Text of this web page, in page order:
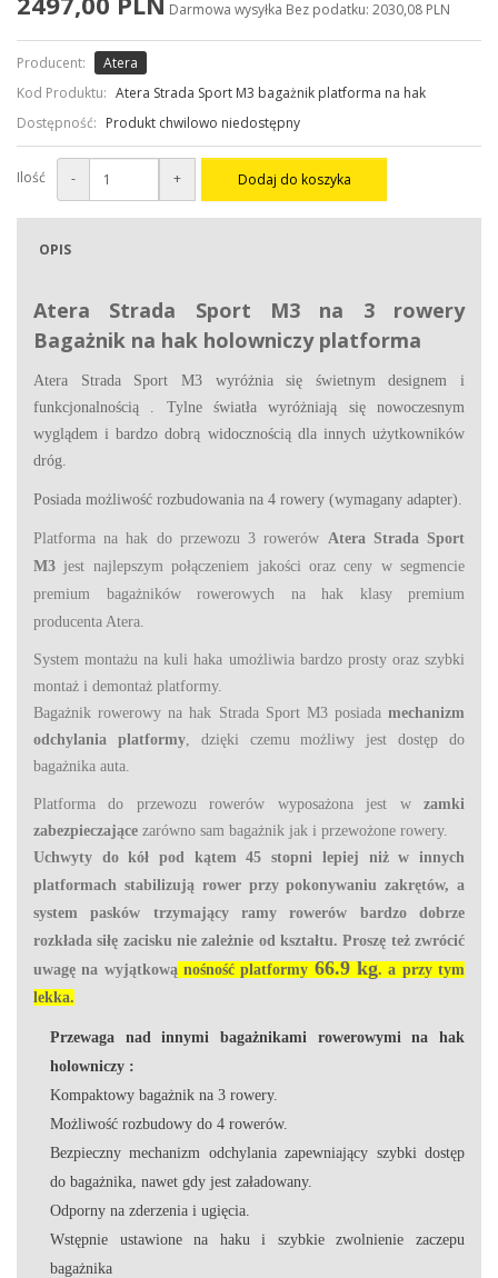
Darmowa wysyłka Bez podatku: 2030,08 PLN
Producent:
Atera
Kod Produktu: Atera Strada Sport M3 bagażnik platforma na hak
Dostępność: Produkt chwilowo niedostępny
Ilość - + Dodaj do koszyka
OPIS
Atera Strada Sport M3 na 3 rowery
Bagażnik na hak holowniczy platforma
Atera Strada Sport M3 wyróżnia się świetnym designem i
funkcjonalnością
. Tylne światła wyróżniają się nowoczesnym
wyglądem i bardzo dobrą widocznością dla innych użytkowników
dróg.
Posiada możliwość rozbudowania na 4 rowery (wymagany adapter).
Platforma na hak do przewozu 3 rowerów Atera Strada Sport
M3 jest najlepszym połączeniem jakości oraz ceny w segmencie
premium bagażników rowerowych na hak klasy premium
producenta Atera.
System montażu na kuli haka umożliwia bardzo prosty oraz szybki
montaż i demontaż platformy.
Bagażnik rowerowy na hak Strada Sport M3 posiada mechanizm
odchylania platformy, dzięki czemu możliwy jest dostęp do
bagażnika auta.
Platforma do przewozu rowerów wyposażona jest w
zamki
zabezpieczające zarówno sam bagażnik jak i przewożone rowery.
Uchwyty do kół pod kątem 45 stopni lepiej niż w innych
platformach stabilizują rower przy pokonywaniu zakrętów, a
system pasków trzymający ramy rowerów bardzo dobrze
rozkłada siłę zacisku nie zależnie od kształtu.Proszę też zwrócić
uwagę na wyjątkową nośność platformy 66.9 kg. a przy tym
lekka.
Przewaga nad innymi bagażnikami rowerowymi na hak
holowniczy :
Kompaktowy bagażnik na 3 rowery.
Możliwość rozbudowy do 4 rowerów.
Bezpieczny mechanizm odchylania zapewniający szybki dostęp
do bagażnika, nawet gdy jest załadowany.
Odporny na zderzenia i ugięcia.
Wstępnie ustawione na haku i szybkie zwolnienie zaczepu
bagażnika